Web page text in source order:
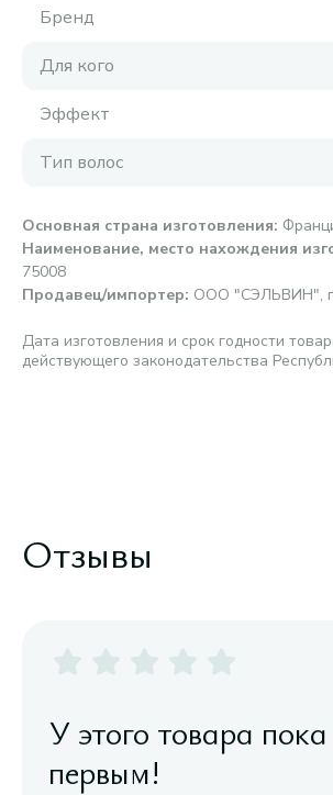
Бренд
Для кого
Эффект
Тип волос
Основная страна изготовления:
Наименование, место нахождения
75008
Продавец/импортер: ООО "СЭЛЬВИН", г.
Дата изготовления и срок годности
действующего законодательства
Отзывы
У этого товара
первым!